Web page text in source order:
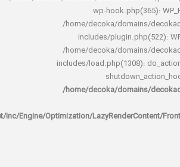
wp-
/home/decoka/
includes/
/home/decoka/
includes/
/home/decoka/
rocket/inc/Engine/Optimization/